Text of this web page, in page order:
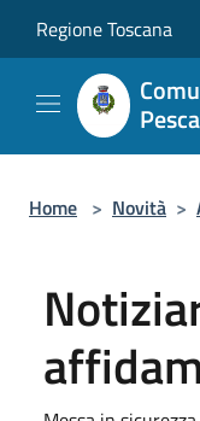
Regione Toscana
Home > Novità >